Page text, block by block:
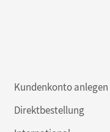
Kundenkonto anlegen
Direktbestellung